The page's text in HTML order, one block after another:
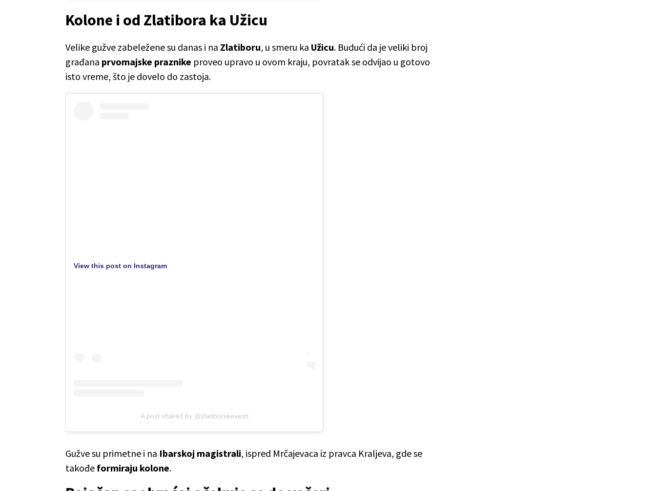
Kolone i od Zlatibora ka Užicu
Velike gužve zabeležene su danas i na Zlatiboru, u smeru ka Užicu. Budući da je veliki broj
građana prvomajske praznike proveo upravo u ovom kraju, povratak se odvijao u gotovo
isto vreme, što je dovelo do zastoja.
View this post on Instagram
A post shared by @zlatiborskevesti
Gužve su primetne i na Ibarskoj magistrali, ispred Mrčajevaca iz pravca Kraljeva, gde se
takođe formiraju kolone.